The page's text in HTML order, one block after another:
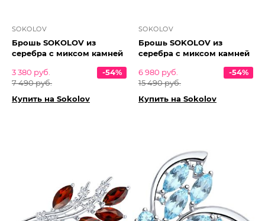
SOKOLOV
Брошь SOKOLOV из
серебра с миксом камней
3 380 руб.
7 490 руб.
-54%
Купить на Sokolov
SOKOLOV
Брошь SOKOLOV из
серебра с миксом камней
6 980 руб.
15 490 руб.
-54%
Купить на Sokolov